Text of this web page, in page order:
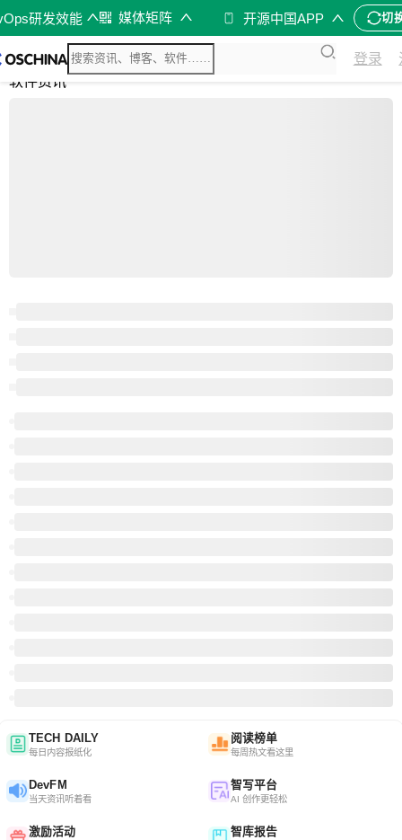
研发效能 媒体矩阵 开源中国APP 切
登录
综合
开源资讯
软件资讯
TECH DAILY
每日内容报纸化
阅读榜单
每周热文看这里
DevFM
当天资讯听着看
智写平台
AI 创作更轻松
激励活动 智库报告